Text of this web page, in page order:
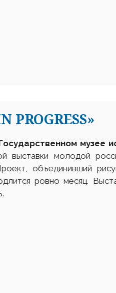
музее
выставки молодой
объединивший
ровно месяц.